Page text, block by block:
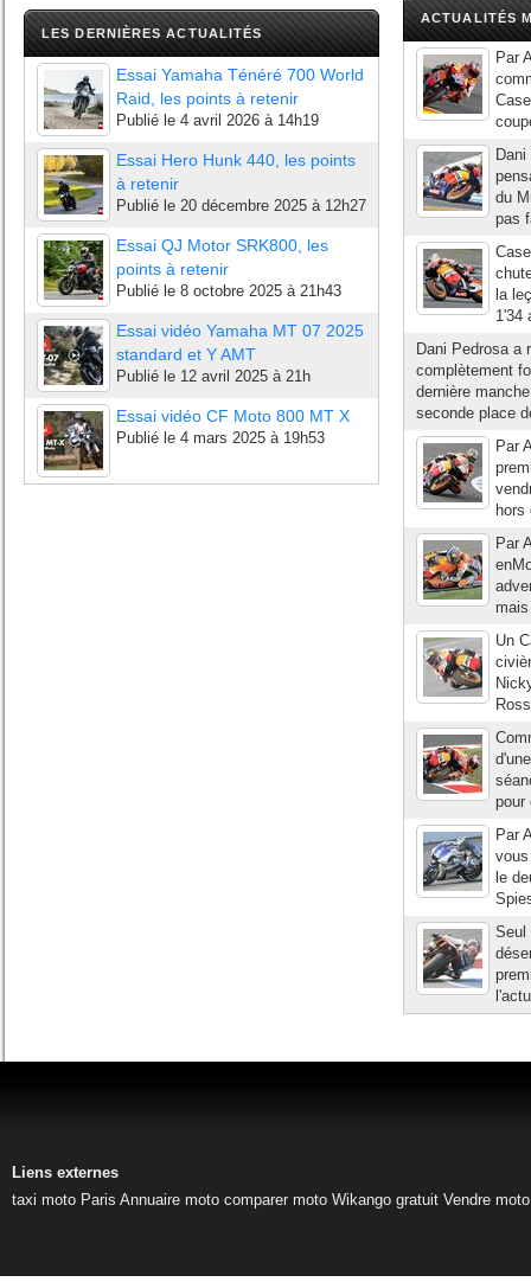
LES DERNIÈRES ACTUALITÉS
Essai Yamaha Ténéré 700 World
Raid, les points à retenir
Publié le 4 avril 2026 à 14h19
Essai Hero Hunk 440, les points
à retenir
Publié le 20 décembre 2025 à 12h27
Essai QJ Motor SRK800, les
points à retenir
Publié le 8 octobre 2025 à 21h43
Essai vidéo Yamaha MT 07 2025
standard et Y AMT
Publié le 12 avril 2025 à 21h
Essai vidéo CF Moto 800 MT X
Publié le 4 mars 2025 à 19h53
ACTUALITÉS
Par
du
pas
la
1'34
Dani Pedrosa a
complètement
dernière
seconde place
Par
hors
Par
Un
pour
Par
le
Seul
Liens externes
taxi moto Paris Annuaire moto comparer moto Wikango gratuit Vendre moto